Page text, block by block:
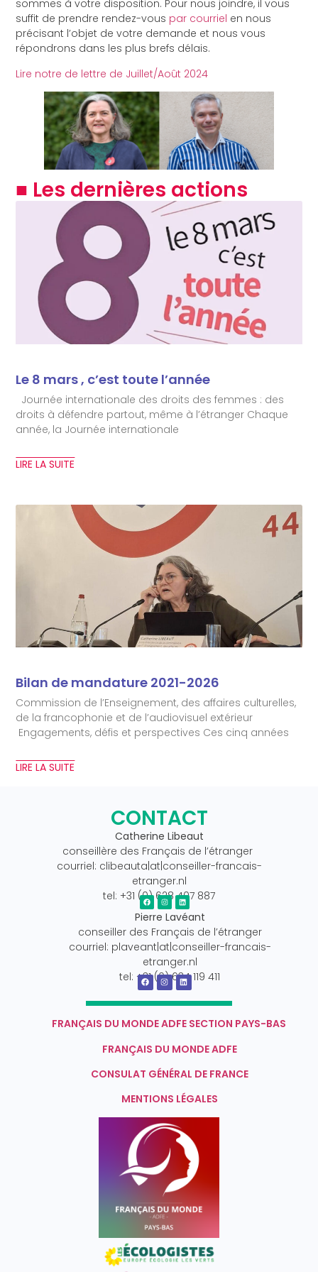
sommes à votre disposition. Pour nous joindre, il vous
suffit de prendre rendez-vous par courriel en nous
précisant l’objet de votre demande et nous vous
répondrons dans les plus brefs délais.
Lire notre de lettre de Juillet/Août 2024
■ Les dernières actions
Le 8 mars , c’est toute l’année
Journée internationale des droits des femmes : des
droits à défendre partout, même à l’étranger Chaque
année, la Journée internationale
LIRE LA SUITE
Bilan de mandature 2021-2026
Commission de l’Enseignement, des affaires culturelles,
de la francophonie et de l’audiovisuel extérieur
Engagements, défis et perspectives Ces cinq années
LIRE LA SUITE
CONTACT
Catherine Libeaut
conseillère des Français de l’étranger
courriel: clibeauta|at|conseiller-francais-
etranger.nl
tel: +31 (0) 628 407 887
Pierre Lavéant
conseiller des Français de l’étranger
courriel: plaveant|at|conseiller-francais-
etranger.nl
tel: +31 (0) 634 119 411
FRANÇAIS DU MONDE ADFE SECTION PAYS-BAS
FRANÇAIS DU MONDE ADFE
CONSULAT GÉNÉRAL DE FRANCE
MENTIONS LÉGALES